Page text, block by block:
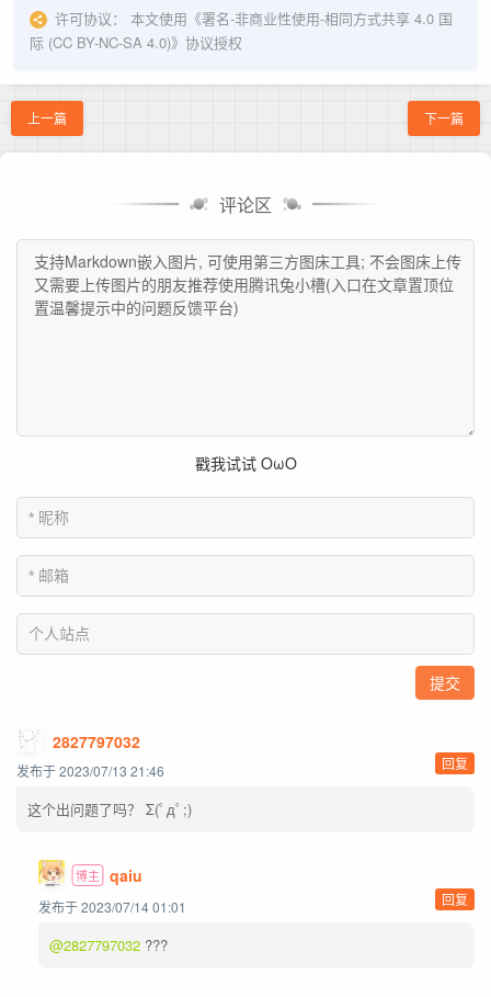
许可协议：
本文使用《署名-非商业性使用-相同方式共享 4.0 国
际 (CC BY-NC-SA 4.0)》协议授权
上一篇 下一篇
评论区